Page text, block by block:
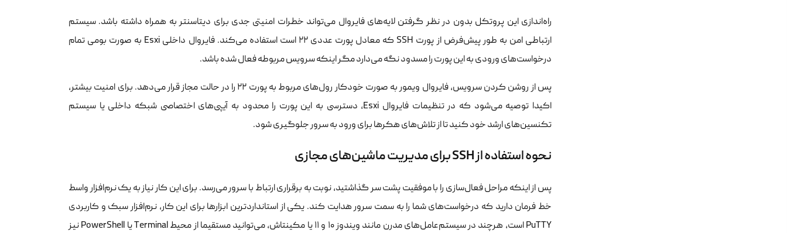
راه‌اندازی این پروتکل بدون در نظر گرفتن لایه‌های فایروال می‌تواند خطرات امنیتی جدی برای دیتاسنتر به همراه داشته باشد. سیستم
ارتباطی امن به طور پیش‌فرض از پورت SSH که معادل پورت عددی ۲۲ است استفاده می‌کند. فایروال داخلی Esxi به صورت بومی تمام
درخواست‌های ورودی به این پورت را مسدود نگه می‌دارد مگر اینکه سرویس مربوطه فعال شده باشد.
پس از روشن کردن سرویس، فایروال ویمور به صورت خودکار رول‌های مربوط به پورت ۲۲ را در حالت مجاز قرار می‌دهد. برای امنیت بیشتر،
اکیدا توصیه می‌شود که در تنظیمات فایروال Esxi، دسترسی به این پورت را محدود به آیپی‌های اختصاصی شبکه داخلی یا سیستم
تکنسین‌های ارشد خود کنید تا از تلاش‌های هکرها برای ورود به سرور جلوگیری شود.
نحوه استفاده از SSH برای مدیریت ماشین‌های مجازی
پس از اینکه مراحل فعال‌سازی را با موفقیت پشت سر گذاشتید، نوبت به برقراری ارتباط با سرور می‌رسد. برای این کار نیاز به یک نرم‌افزار واسط
خط فرمان دارید که درخواست‌های شما را به سمت سرور هدایت کند. یکی از استانداردترین ابزارها برای این کار، نرم‌افزار سبک و کاربردی
PuTTY است، هرچند در سیستم‌عامل‌های مدرن مانند ویندوز ۱۰ و ۱۱ یا مکینتاش، می‌توانید مستقیما از محیط Terminal یا PowerShell نیز